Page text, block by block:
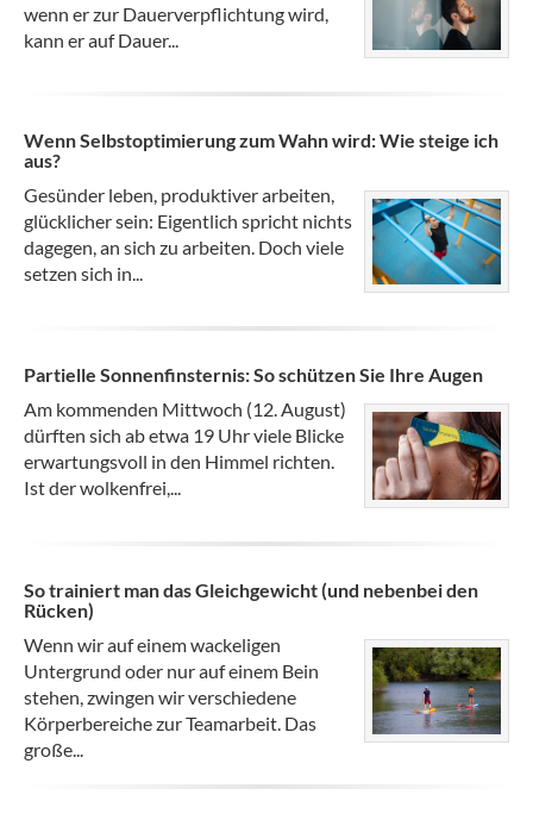
wenn er zur Dauerverpflichtung wird,
kann er auf Dauer...
Wenn Selbstoptimierung zum Wahn wird: Wie steige ich
aus?
Gesünder leben, produktiver arbeiten,
glücklicher sein: Eigentlich spricht nichts
dagegen, an sich zu arbeiten. Doch viele
setzen sich in...
Partielle Sonnenfinsternis: So schützen Sie Ihre Augen
Am kommenden Mittwoch (12. August)
dürften sich ab etwa 19 Uhr viele Blicke
erwartungsvoll in den Himmel richten.
Ist der wolkenfrei,...
So trainiert man das Gleichgewicht (und nebenbei den
Rücken)
Wenn wir auf einem wackeligen
Untergrund oder nur auf einem Bein
stehen, zwingen wir verschiedene
Körperbereiche zur Teamarbeit. Das
große...